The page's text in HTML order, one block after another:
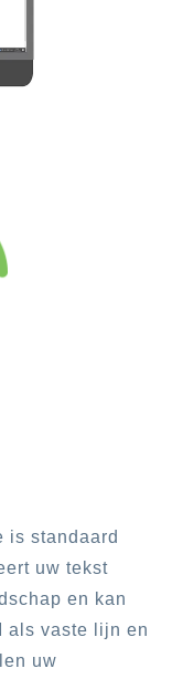
is standaard
uw tekst
en kan
als vaste lijn en
uw